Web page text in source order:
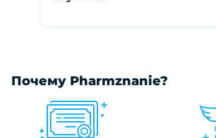
Почему Pharmznanie?